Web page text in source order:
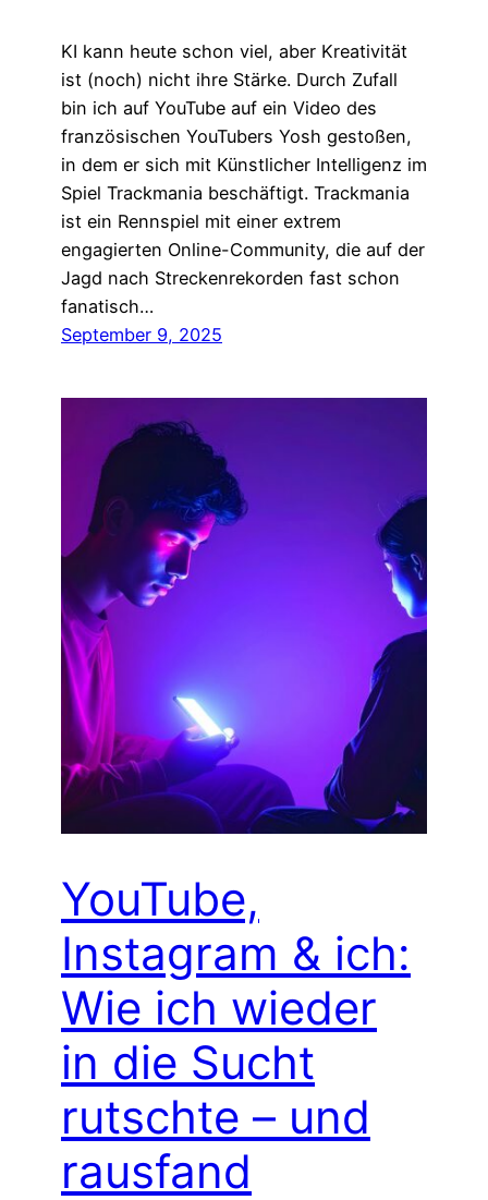
KI kann heute schon viel, aber Kreativität
ist (noch) nicht ihre Stärke. Durch Zufall
bin ich auf YouTube auf ein Video des
französischen YouTubers Yosh gestoßen,
in dem er sich mit Künstlicher Intelligenz im
Spiel Trackmania beschäftigt. Trackmania
ist ein Rennspiel mit einer extrem
engagierten Online-Community, die auf der
Jagd nach Streckenrekorden fast schon
fanatisch…
September 9, 2025
YouTube,
Instagram & ich:
Wie ich wieder
in die Sucht
rutschte – und
rausfand